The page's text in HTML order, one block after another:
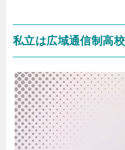
私立は広域通信制高